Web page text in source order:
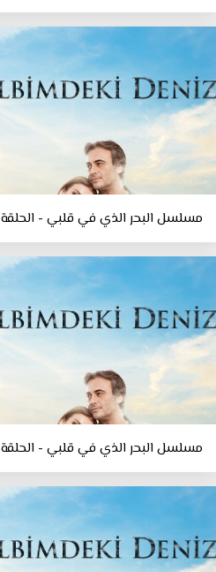
مسلسل البحر الذي في قلبي - الحلقة 25
مسلسل البحر الذي في قلبي - الحلقة 21